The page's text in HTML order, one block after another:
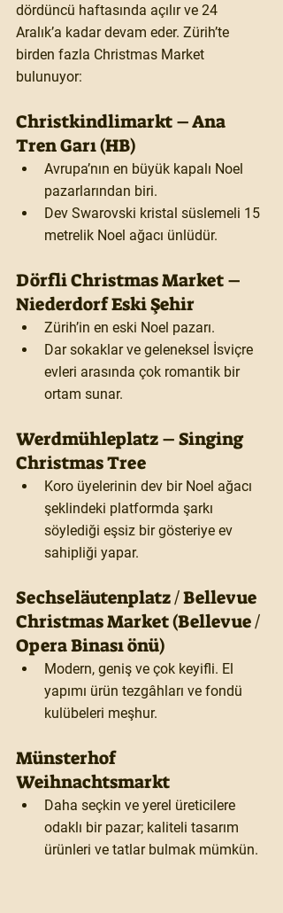
dördüncü haftasında açılır ve 24
Aralık’a kadar devam eder. Zürih’te
birden fazla Christmas Market
bulunuyor:
Christkindlimarkt – Ana
Tren Garı (HB)
Avrupa’nın en büyük kapalı Noel
pazarlarından biri.
Dev Swarovski kristal süslemeli 15
metrelik Noel ağacı ünlüdür.
Dörfli Christmas Market –
Niederdorf Eski Şehir
Zürih’in en eski Noel pazarı.
Dar sokaklar ve geleneksel İsviçre
evleri arasında çok romantik bir
ortam sunar.
Werdmühleplatz – Singing
Christmas Tree
Koro üyelerinin dev bir Noel ağacı
şeklindeki platformda şarkı
söylediği eşsiz bir gösteriye ev
sahipliği yapar.
Sechseläutenplatz / Bellevue
Christmas Market (Bellevue /
Opera Binası önü)
Modern, geniş ve çok keyifli. El
yapımı ürün tezgâhları ve fondü
kulübeleri meşhur.
Münsterhof
Weihnachtsmarkt
Daha seçkin ve yerel üreticilere
odaklı bir pazar; kaliteli tasarım
ürünleri ve tatlar bulmak mümkün.